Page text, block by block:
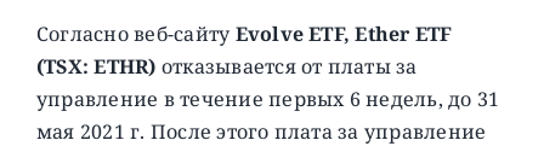
Согласно веб-сайту Evolve ETF, Ether ETF
(TSX: ETHR) отказывается от платы за
управление в течение первых 6 недель, до 31
мая 2021 г. После этого плата за управление